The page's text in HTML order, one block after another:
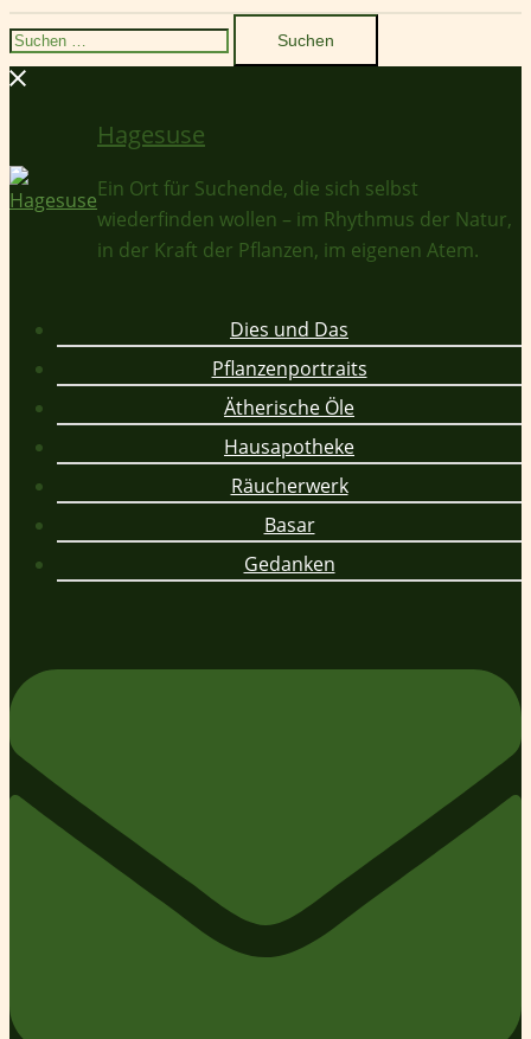
Suchen
nach:
Hagesuse
Ein Ort für Suchende, die sich selbst
wiederfinden wollen – im Rhythmus der Natur,
in der Kraft der Pflanzen, im eigenen Atem.
Dies und Das
Pflanzenportraits
Ätherische Öle
Hausapotheke
Räucherwerk
Basar
Gedanken